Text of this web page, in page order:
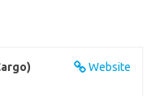
Website